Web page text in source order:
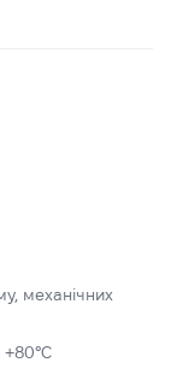
механічних